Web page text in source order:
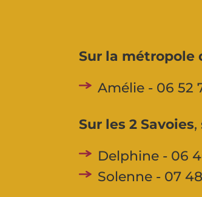
Sur la métropole
Amélie - 06 52
Sur les 2 Savoies,
Delphine - 06
Solenne - 07